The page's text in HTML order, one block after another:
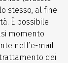
stesso, al fine
È possibile
momento
nell’e-mail
dei